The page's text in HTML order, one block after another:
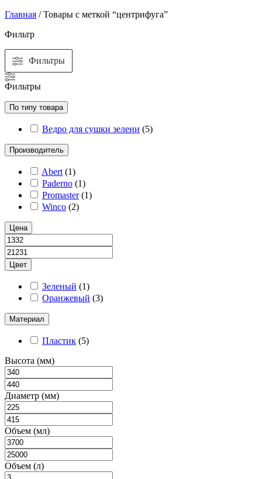
Главная / Товары с меткой “центрифуга”
Фильтр
Фильтры
Фильтры
По типу товара
Ведро для сушки зелени (5)
Производитель
Abert (1)
Paderno (1)
Promaster (1)
Winco (2)
Цена
Цвет
Зеленый (1)
Оранжевый (3)
Материал
Пластик (5)
Высота (мм)
Диаметр (мм)
Объем (мл)
Объем (л)